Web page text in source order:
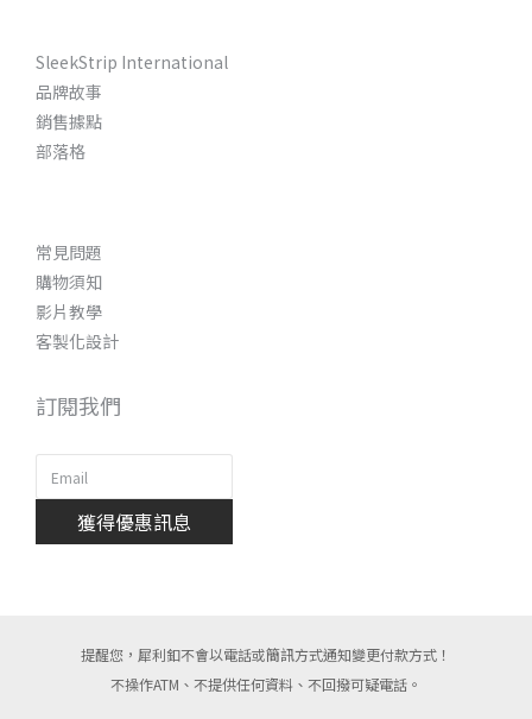
SleekStrip International
品牌故事
銷售據點
部落格
常見問題
購物須知
影片教學
客製化設計
訂閱我們
獲得優惠訊息
提醒您，犀利釦不會以電話或簡訊方式通知變更付款方式！
不操作ATM、不提供任何資料、不回撥可疑電話。